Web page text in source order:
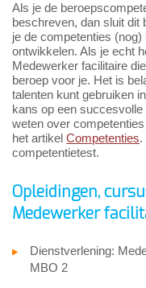
Als je de
beschreven, dan sluit dit
je de competenties
ontwikkelen. Als je echt
Medewerker facilitaire
beroep voor je. Het is
talenten kunt gebruiken
kans op een
weten over
het artikel Competenties.
competentietest.
Opleidingen,
Medewerker
Dienstverlening:
MBO 2